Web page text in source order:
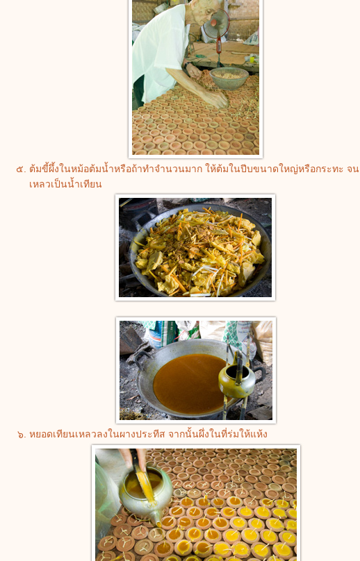
ต้มขี้ผึ้งในหม้อต้มน้ำหรือถ้าทำจำนวนมาก ให้ต้มในปีบขนาดใหญ่หรือกระทะ จน
เหลวเป็นน้ำเทียน
หยอดเทียนเหลวลงในผางประทีส จากนั้นผึ่งในที่ร่มให้แห้ง